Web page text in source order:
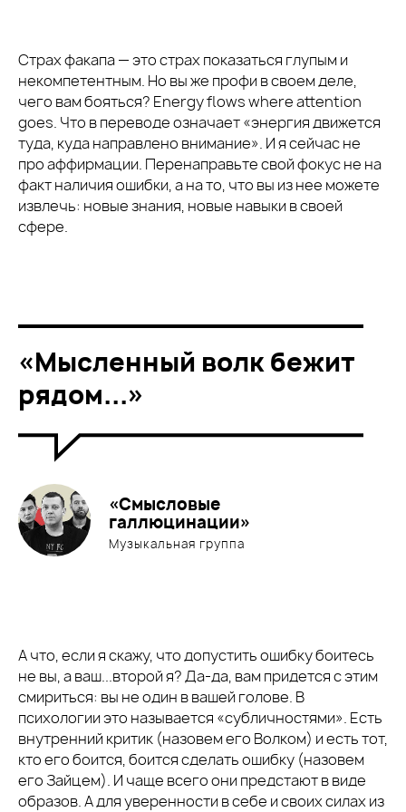
Страх факапа — это страх показаться глупым и
некомпетентным. Но вы же профи в своем деле,
чего вам бояться? Energy flows where attention
goes. Что в переводе означает «энергия движется
туда, куда направлено внимание». И я сейчас не
про аффирмации. Перенаправьте свой фокус не на
факт наличия ошибки, а на то, что вы из нее можете
извлечь: новые знания, новые навыки в своей
сфере.
«Мысленный волк бежит
рядом...»
«Смысловые
галлюцинации»
Музыкальная группа
А что, если я скажу, что допустить ошибку боитесь
не вы, а ваш...второй я? Да-да, вам придется с этим
смириться: вы не один в вашей голове. В
психологии это называется «субличностями». Есть
внутренний критик (назовем его Волком) и есть тот,
кто его боится, боится сделать ошибку (назовем
его Зайцем). И чаще всего они предстают в виде
образов. А для уверенности в себе и своих силах из